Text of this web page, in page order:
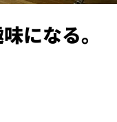
になる。